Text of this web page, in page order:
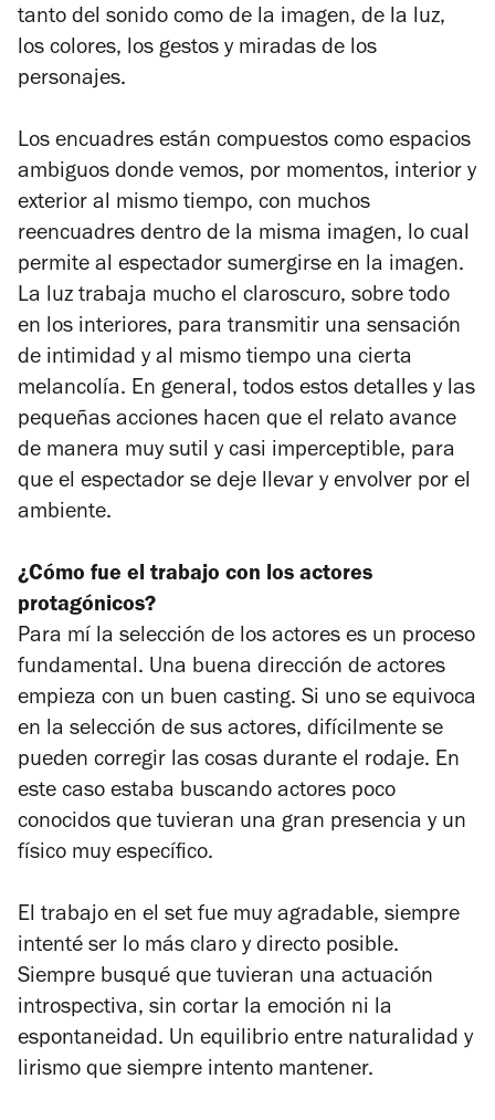
tanto del sonido como de la imagen, de la luz,
los colores, los gestos y miradas de los
personajes.
Los encuadres están compuestos como espacios
ambiguos donde vemos, por momentos, interior y
exterior al mismo tiempo, con muchos
reencuadres dentro de la misma imagen, lo cual
permite al espectador sumergirse en la imagen.
La luz trabaja mucho el claroscuro, sobre todo
en los interiores, para transmitir una sensación
de intimidad y al mismo tiempo una cierta
melancolía. En general, todos estos detalles y las
pequeñas acciones hacen que el relato avance
de manera muy sutil y casi imperceptible, para
que el espectador se deje llevar y envolver por el
ambiente.
¿Cómo fue el trabajo con los actores
protagónicos?
Para mí la selección de los actores es un proceso
fundamental. Una buena dirección de actores
empieza con un buen casting. Si uno se equivoca
en la selección de sus actores, difícilmente se
pueden corregir las cosas durante el rodaje. En
este caso estaba buscando actores poco
conocidos que tuvieran una gran presencia y un
físico muy específico.
El trabajo en el set fue muy agradable, siempre
intenté ser lo más claro y directo posible.
Siempre busqué que tuvieran una actuación
introspectiva, sin cortar la emoción ni la
espontaneidad. Un equilibrio entre naturalidad y
lirismo que siempre intento mantener.